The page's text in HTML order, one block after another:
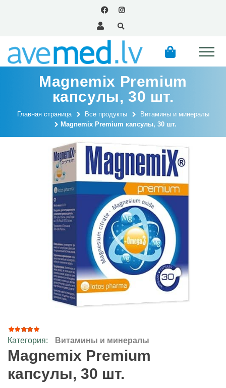
Magnemix Premium
капсулы, 30 шт.
Главная страница Все продукты
Витамины и минералы
Magnemix Premium капсулы, 30 шт.
Рейтинг
4.89
5 на
основе
опроса
9
пользователей
Категория: Витамины и минералы
Magnemix Premium
капсулы, 30 шт.